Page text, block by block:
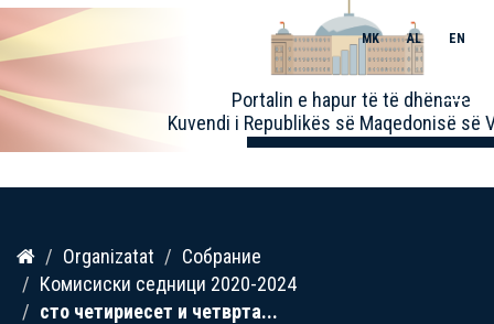
Kalo
përmbajtja
Portalin e hapur të të dhënave
Kuvendi i Republikës së Maqedonisë së
MK AL EN
Toggle
Organizatat
Собрание
Комисиски седници 2020-2024
сто четириесет и четврта...